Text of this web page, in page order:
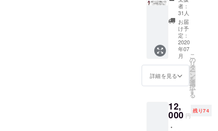
さい。
ている
CD「縁
」1枚
ROBO
太3000
円クー
ポン券
（500円
×6回
分） ＊
お一人
回使え
ます。
お連れ
様の分
者：
31人
お届
け予
定：
2020
年07
月
詳細を見る
こ
の
リ
タ
ー
ン
を
選
択
す
る
12,
000 円
残り74
・